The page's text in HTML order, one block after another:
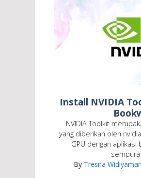
Install NVIDIA
NVIDIA Toolkit
yang diberikan oleh
GPU dengan aplikasi
By Tresna Widiyaman